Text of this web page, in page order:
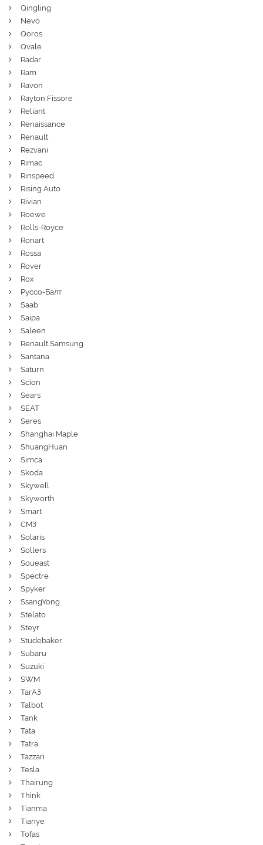
Qingling
Nevo
Qoros
Qvale
Radar
Ram
Ravon
Rayton Fissore
Reliant
Renaissance
Renault
Rezvani
Rimac
Rinspeed
Rising Auto
Rivian
Roewe
Rolls-Royce
Ronart
Rossa
Rover
Rox
Руссо-Балт
Saab
Saipa
Saleen
Renault Samsung
Santana
Saturn
Scion
Sears
SEAT
Seres
Shanghai Maple
ShuangHuan
Simca
Skoda
Skywell
Skyworth
Smart
СМЗ
Solaris
Sollers
Soueast
Spectre
Spyker
SsangYong
Stelato
Steyr
Studebaker
Subaru
Suzuki
SWM
ТагАЗ
Talbot
Tank
Tata
Tatra
Tazzari
Tesla
Thairung
Think
Tianma
Tianye
Tofas